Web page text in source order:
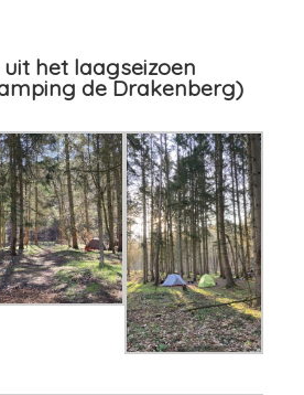
het laagseizoen
de Drakenberg)